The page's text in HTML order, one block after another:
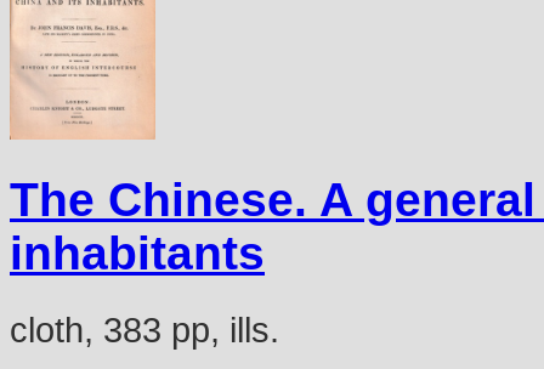
The Chinese. A
inhabitants
cloth, 383 pp, ills.